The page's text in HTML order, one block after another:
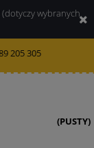
wybranych
205 305
(PUSTY)